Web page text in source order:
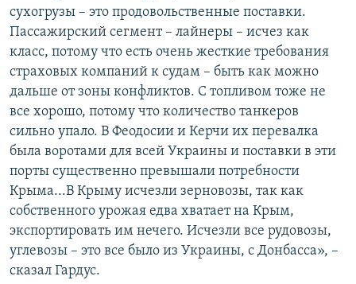
сухогрузы – это продовольственные поставки.
Пассажирский сегмент – лайнеры – исчез как
класс, потому что есть очень жесткие требования
страховых компаний к судам – быть как можно
дальше от зоны конфликтов. С топливом тоже не
все хорошо, потому что количество танкеров
сильно упало. В Феодосии и Керчи их перевалка
была воротами для всей Украины и поставки в эти
порты существенно превышали потребности
Крыма...В Крыму исчезли зерновозы, так как
собственного урожая едва хватает на Крым,
экспортировать им нечего. Исчезли все рудовозы,
углевозы – это все было из Украины, с Донбасса», –
сказал Гардус.